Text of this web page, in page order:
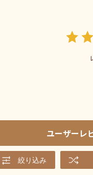
ユーザーレ
絞り込み